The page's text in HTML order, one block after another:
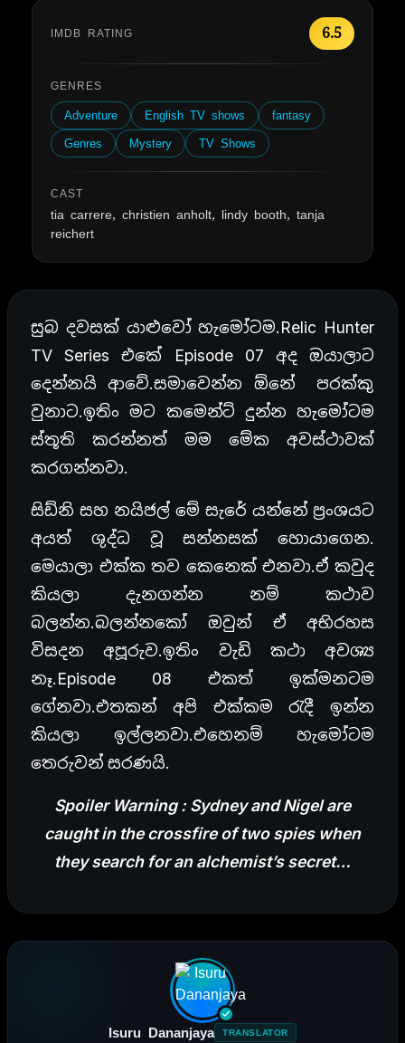
IMDB RATING 6.5
GENRES
Adventure English TV shows
fantasy
Genres
Mystery TV Shows
CAST
tia carrere, christien anholt, lindy booth, tanja
reichert
සුබ දවසක් යාළුවෝ හැමෝටම.Relic Hunter
TV Series එකේ Episode 07 අද ඔයාලාට
දෙන්නයි ආවේ.සමාවෙන්න ඕනේ පරක්කු
වුනාට.ඉතිං මට කමෙන්ට් දුන්න හැමෝටම
ස්තූති කරන්නත් මම මේක අවස්ථාවක්
කරගන්නවා.
සිඩ්නි සහ නයිජල් මේ සැරේ යන්නේ ප්‍රංශයට
අයත් ශුද්ධ වූ සන්නසක් හොයාගෙන.
මෙයාලා එක්ක තව කෙනෙක් එනවා.ඒ කවුද
කියලා දැනගන්න නම් කථාව
බලන්න.බලන්නකෝ ඔවුන් ඒ අභිරහස
විසදන අපූරුව.ඉතිං වැඩි කථා අවශ්‍ය
නෑ.Episode 08 එකත් ඉක්මනටම
ගේනවා.එතකන් අපි එක්කම රැදී ඉන්න
කියලා ඉල්ලනවා.එහෙනම් හැමෝටම
තෙරුවන් සරණයි.
Spoiler Warning : Sydney and Nigel are
caught in the crossfire of two spies when
they search for an alchemist’s secret…
Isuru Dananjaya TRANSLATOR